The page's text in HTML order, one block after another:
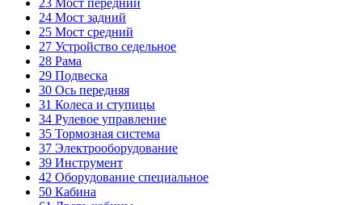
24 Мост задний
25 Мост средний
27 Устройство седельное
28 Рама
29 Подвеска
30 Ось передняя
31 Колеса и ступицы
34 Рулевое управление
35 Тормозная система
37 Электрооборудование
39 Инструмент
42 Оборудование специальное
50 Кабина